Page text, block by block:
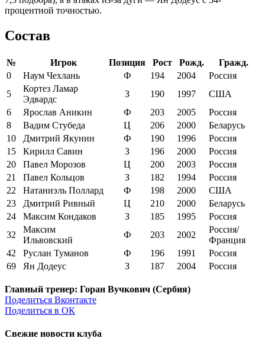
процентной точностью.
Состав
№ Игрок Позиция Рост Рожд.
Гражд.
0
Наум Чехлань Ф 194 2004
Россия
5
Кортез Ламар
Эдвардс
З 190 1997
США
6
Ярослав Аникин Ф 203 2005
Россия
8
Вадим Стубеда Ц 206 2000
Беларусь
10
Дмитрий Якунин Ф 190 1996
Россия
15
Кирилл Савин З 196 2000
Россия
20
Павел Морозов Ц 200 2003
Россия
21
Павел Кольцов З 182 1994
Россия
22
Натаниэль Поллард Ф 198 2000
США
23
Дмитрий Ривный Ц 210 2000
Беларусь
24
Максим Кондаков З 185 1995
Россия
32
Максим
Ильвовский
Ф 203 2002
Россия/
Франция
42
Руслан Туманов Ф 196 1991
Россия
69
Ян Додеус З 187 2004 Россия
Главный тренер: Горан Вучкович (Сербия)
Поделиться Вконтакте
Поделиться в ОК
Свежие новости клуба